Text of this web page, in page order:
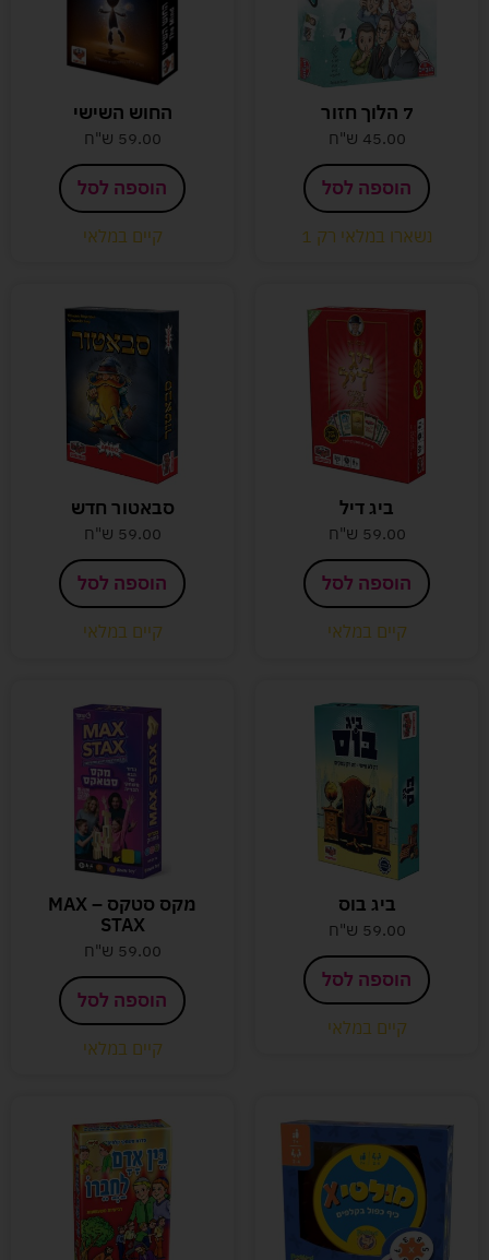
7 הלוך חזור
45.00 ש"ח
הוספה לסל
נשארו במלאי רק 1
החוש השישי
59.00 ש"ח
הוספה לסל
קיים במלאי
ביג דיל
59.00 ש"ח
הוספה לסל
קיים במלאי
סבאטור חדש
59.00 ש"ח
הוספה לסל
קיים במלאי
ביג בוס
59.00 ש"ח
הוספה לסל
קיים במלאי
מקס סטקס – MAX
STAX
59.00 ש"ח
הוספה לסל
קיים במלאי